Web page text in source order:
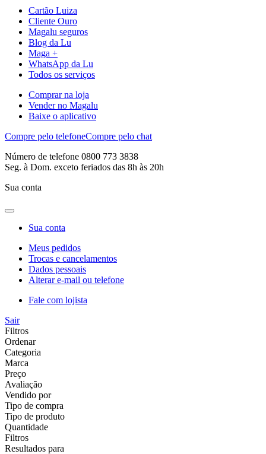
Cartão Luiza
Cliente Ouro
Magalu seguros
Blog da Lu
Maga +
WhatsApp da Lu
Todos os serviços
Comprar na loja
Vender no Magalu
Baixe o aplicativo
Compre pelo telefoneCompre pelo chat
Número de telefone 0800 773 3838
Seg. à Dom. exceto feriados das 8h às 20h
Sua conta
Sua conta
Meus pedidos
Trocas e cancelamentos
Dados pessoais
Alterar e-mail ou telefone
Fale com lojista
Sair
Filtros
Ordenar
Categoria
Marca
Preço
Avaliação
Vendido por
Tipo de compra
Tipo de produto
Quantidade
Filtros
Resultados para